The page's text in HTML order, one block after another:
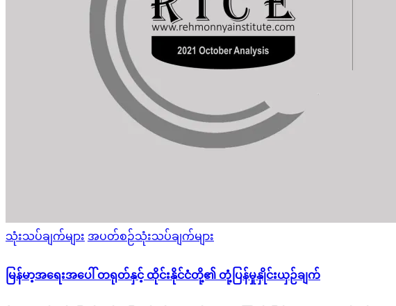
Posted
in
သုံးသပ်ချက်များ အပတ်စဉ်သုံးသပ်ချက်များ
မြန်မာ့အရေးအပေါ် တရုတ်နှင့် ထိုင်းနိုင်ငံတို့၏ တုံ့ပြန်မှုနှိုင်းယှဉ်ချက်